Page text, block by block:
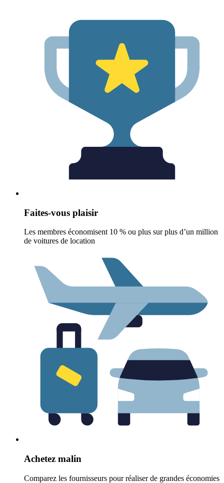
Faites-vous plaisir
Les membres économisent 10 % ou plus sur plus d’un million
de voitures de location
Achetez malin
Comparez les fournisseurs pour réaliser de grandes économies